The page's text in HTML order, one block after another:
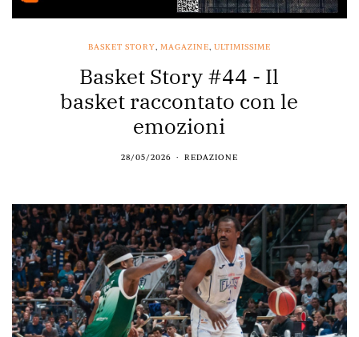
BASKET STORY MAGAZINE ULTIMISSIME
Basket Story #44 - Il
basket raccontato con le
emozioni
28/05/2026 REDAZIONE